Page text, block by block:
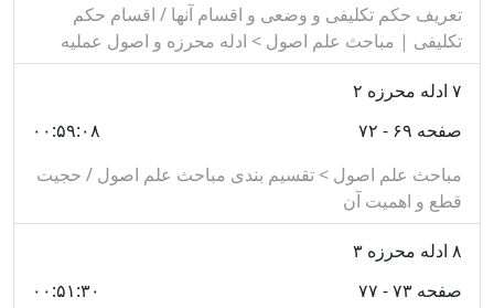
دیجیتال نور )
کتاب «مذاكرة الاصول في كتاب الحلقة الاولى و
الثانية»، اثر ناصر محمد مسباع
اصول فقه مرکز تحقیقات کامپیوتری علوم اسلامی
نور)
تعریف حکم تکلیفی و وضعی و اقسام آنها / اقسام حکم
تکلیفی | مباحث علم اصول > ادله محرزه و اصول عملیه
۷ ادله محرزه ۲
صفحه ۶۹ - ۷۲
۰۰:۵۹:۰۸
مباحث علم اصول > تقسیم بندی مباحث علم اصول / حجیت
قطع و اهمیت آن
۸ ادله محرزه ۳
صفحه ۷۳ - ۷۷
۰۰:۵۱:۳۰